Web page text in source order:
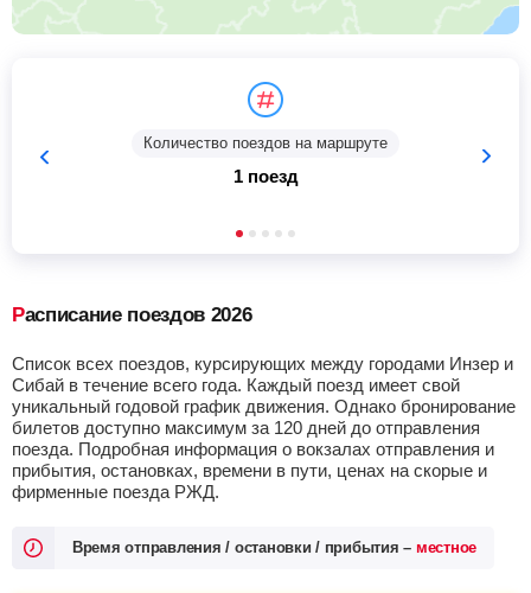
Количество поездов на маршруте
1 поезд
Расписание поездов 2026
Список всех поездов, курсирующих между городами Инзер и
Сибай в течение всего года. Каждый поезд имеет свой
уникальный годовой график движения. Однако бронирование
билетов доступно максимум за 120 дней до отправления
поезда. Подробная информация о вокзалах отправления и
прибытия, остановках, времени в пути, ценах на скорые и
фирменные поезда РЖД.
Время отправления / остановки / прибытия – местное